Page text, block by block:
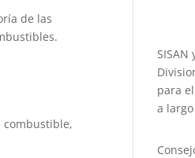
de las
combustible,
para
a